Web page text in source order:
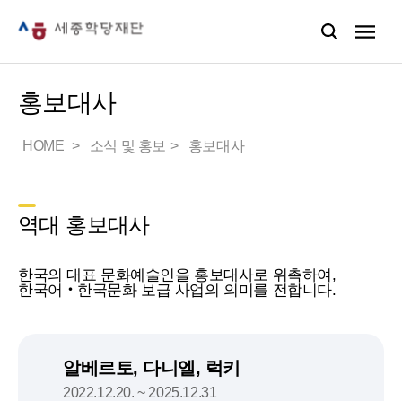
홍보대사
HOME 소식 및 홍보 홍보대사
역대 홍보대사
한국의 대표 문화예술인을 홍보대사로 위촉하여,
한국어‧한국문화 보급 사업의 의미를 전합니다.
알베르토, 다니엘, 럭키
2022.12.20. ~ 2025.12.31